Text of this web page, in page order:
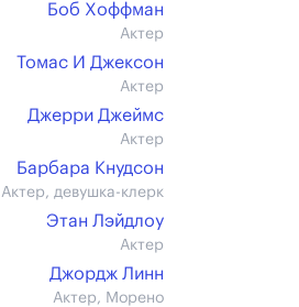
Боб Хоффман
Актер
Томас И Джексон
Актер
Джерри Джеймс
Актер
Барбара Кнудсон
Актер, девушка-клерк
Этан Лэйдлоу
Актер
Джордж Линн
Актер, Морено